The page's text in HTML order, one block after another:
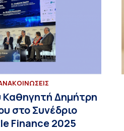
Καθηγητή Δημήτρη
στο Συνέδριο
Finance 2025